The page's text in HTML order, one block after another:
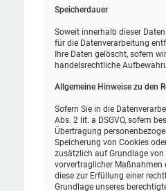
Speicherdauer
Soweit innerhalb dieser
für die Datenverarbeitung
Ihre Daten gelöscht, sofern
handelsrechtliche
Allgemeine Hinweise zu den
Sofern Sie in die
Abs. 2 lit. a DSGVO, sofern
Übertragung
Speicherung von Cookies
zusätzlich auf Grundlage von
vorvertraglicher Maßnahmen
diese zur Erfüllung einer
Grundlage unseres